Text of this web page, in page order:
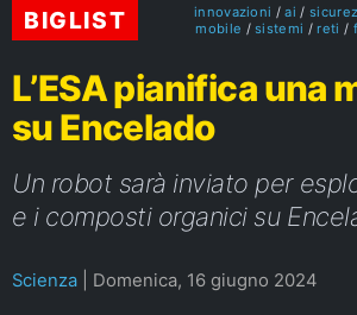
BIGLIST innovazioni ai
mobile
sistemi reti
L’ESA pianifica una
su Encelado
Un robot sarà inviato per
e i composti organici su
Scienza
Domenica, 16 giugno 2024